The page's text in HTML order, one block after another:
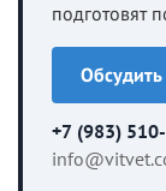
подготовят
+7 (983)